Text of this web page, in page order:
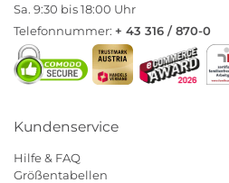
Sa. 9:30 bis 18:00 Uhr
Telefonnummer: + 43 316 / 870-0
Kundenservice
Hilfe & FAQ
Größentabellen